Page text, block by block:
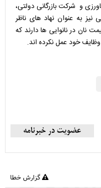
و شرکت بازرگانی دولتی،
نیز به عنوان نهاد های ناظر
نان در نانوایی ها دارند که
خود عمل نکرده اند.
گزارش خطا